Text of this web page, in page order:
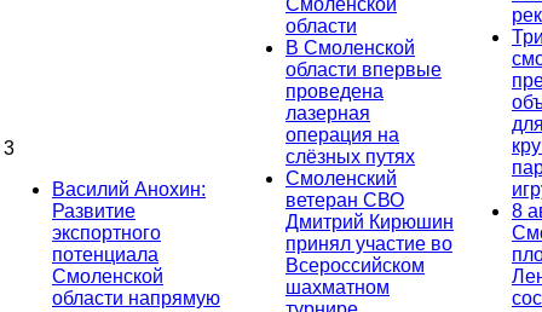
3
Василий Анохин:
Развитие
экспортного
потенциала
Смоленской
области напрямую
Смоленской
области
В Смоленской
области впервые
проведена
лазерная
операция на
слёзных путях
Смоленский
ветеран СВО
Дмитрий Кирюшин
принял участие во
Всероссийском
шахматном
8